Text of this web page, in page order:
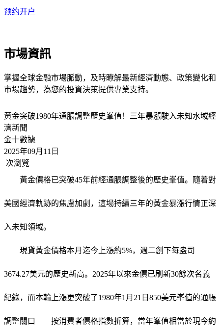
预约开户
市場資訊
掌握全球金融市場脈動，及時瞭解最新經濟動態、政策變化和
市場趨勢，為您的投資決策提供專業支持。
黃金突破1980年通脹調整歷史峯值！三年暴漲駛入未知水域經
濟新聞
金十數據
2025年09月11日
次瀏覽
黃金價格已突破45年前經通脹調整後的歷史峯值。隨着對
美國經濟軌跡的焦慮加劇，這場持續三年的黃金暴漲行情正深
入未知領域。
現貨黃金價格本月迄今上漲約5%，週二創下每盎司
3674.27美元的歷史新高。2025年以來金價已刷新30餘次名義
紀錄，而本輪上漲更突破了1980年1月21日850美元峯值的通脹
調整關口——按消費者價格指數折算，當年峯值相當於現今約